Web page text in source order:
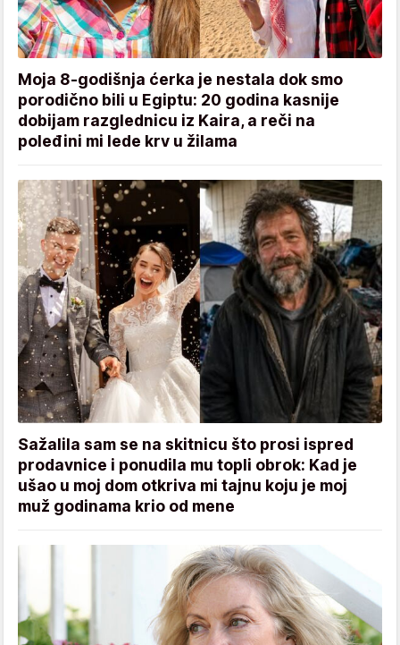
Moja 8-godišnja ćerka je nestala dok smo
porodično bili u Egiptu: 20 godina kasnije
dobijam razglednicu iz Kaira, a reči na
poleđini mi lede krv u žilama
Sažalila sam se na skitnicu što prosi ispred
prodavnice i ponudila mu topli obrok: Kad je
ušao u moj dom otkriva mi tajnu koju je moj
muž godinama krio od mene